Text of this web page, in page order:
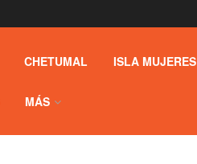
CHETUMAL ISLA MUJERES
MÁS